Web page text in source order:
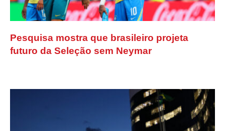
Pesquisa mostra que brasileiro projeta
futuro da Seleção sem Neymar